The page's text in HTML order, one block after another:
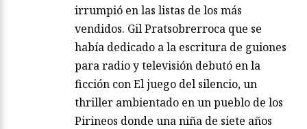
irrumpió en las listas de los más
vendidos. Gil Pratsobrerroca que se
había dedicado a la escritura de guiones
para radio y televisión debutó en la
ficción con El juego del silencio, un
thriller ambientado en un pueblo de los
Pirineos donde una niña de siete años